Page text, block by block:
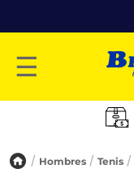
☰
Hombres Tenis